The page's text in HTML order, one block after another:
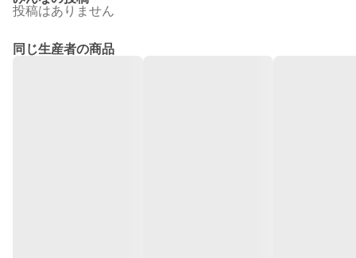
投稿はありません
同じ生産者の商品